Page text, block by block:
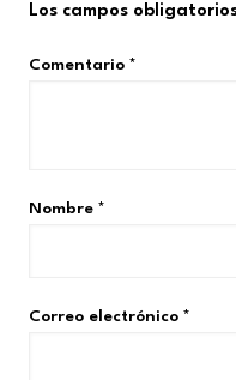
Los campos
Comentario *
Nombre *
Correo electrónico *